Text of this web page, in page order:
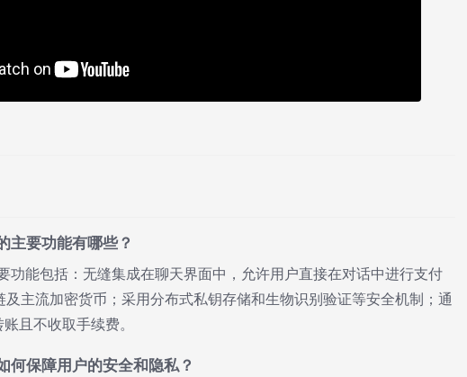
要功能有哪些？
功能包括：无缝集成在聊天界面中，允许用户直接在对话中进行支付
主流加密货币；采用分布式私钥存储和生物识别验证等安全机制；通
且不收取手续费。
保障用户的安全和隐私？